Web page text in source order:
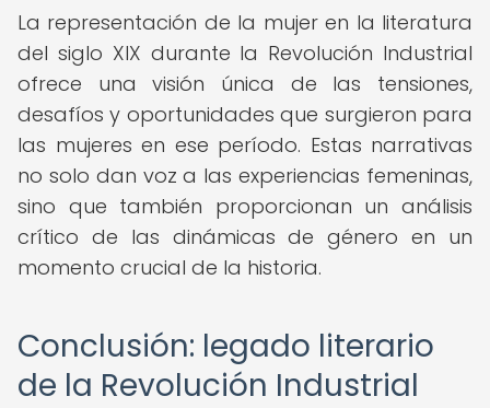
La representación de la mujer en la literatura
del siglo XIX durante la Revolución Industrial
ofrece una visión única de las tensiones,
desafíos y oportunidades que surgieron para
las mujeres en ese período. Estas narrativas
no solo dan voz a las experiencias femeninas,
sino que también proporcionan un análisis
crítico de las dinámicas de género en un
momento crucial de la historia.
Conclusión: legado literario
de la Revolución Industrial